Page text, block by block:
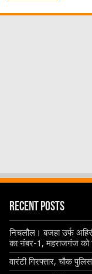
Recent Posts
निचलौल। बजहा उर्फ
का नंबर-1, महराजगंज को
वारंटी गिरफ्तार, चौक